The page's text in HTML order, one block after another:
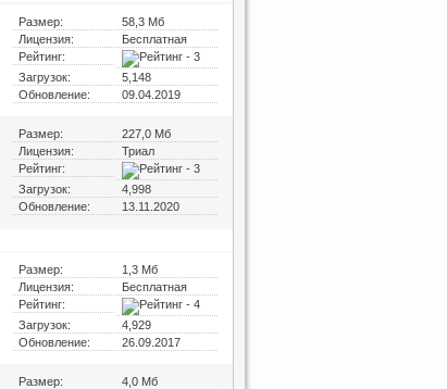
Размер:
58,3 Мб
Лицензия:
Бесплатная
Рейтинг:
Загрузок:
5,148
Обновление:
09.04.2019
Размер:
227,0 Мб
Лицензия:
Триал
Рейтинг:
Загрузок:
4,998
Обновление:
13.11.2020
Размер:
1,3 Мб
Лицензия:
Бесплатная
Рейтинг:
Загрузок:
4,929
Обновление:
26.09.2017
Размер:
4,0 Мб